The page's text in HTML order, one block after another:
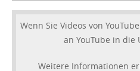
Wenn Sie Videos von
an YouTube in die
Weitere Informationen